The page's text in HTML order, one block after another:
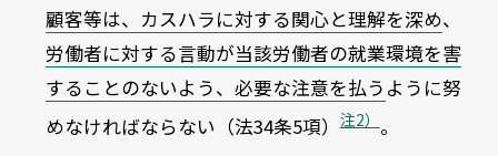
顧客等は、カスハラに対する関心と理解を深め、
労働者に対する言動が当該労働者の就業環境を害
することのないよう、必要な注意を払う ように努
めなければならない（法34条5項）注2） 。